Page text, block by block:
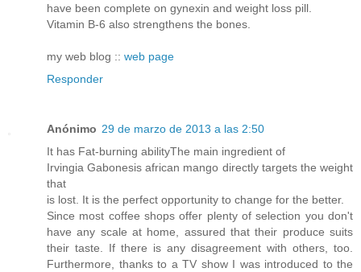
have been complete on gynexin and weight loss pill.
Vitamin B-6 also strengthens the bones.
my web blog :: web page
Responder
Anónimo 29 de marzo de 2013 a las 2:50
It has Fat-burning abilityThe main ingredient of
Irvingia Gabonesis african mango directly targets the weight
that
is lost. It is the perfect opportunity to change for the better.
Since most coffee shops offer plenty of selection you don't
have any scale at home, assured that their produce suits
their taste. If there is any disagreement with others, too.
Furthermore, thanks to a TV show I was introduced to the